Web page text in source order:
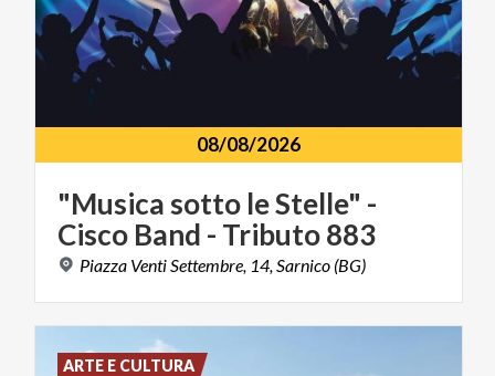
08/08/2026
"Musica sotto leStelle" -
Cisco Band - Tributo883
Piazza Venti Settembre, 14, Sarnico (BG)
ARTE E CULTURA